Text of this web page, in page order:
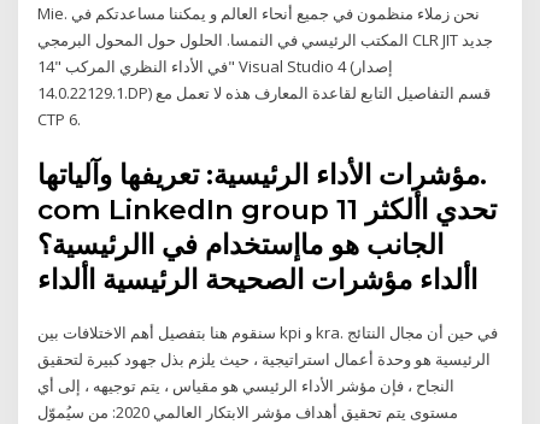
Mie. نحن زملاء منظمون في جميع أنحاء العالم و يمكننا مساعدتكم في
المكتب الرئيسي في النمسا. الحلول حول المحول البرمجي CLR JIT جديد
في الأداء النظري المركب "14" Visual Studio 4 (إصدار
14.0.22129.1.DP) قسم التفاصيل التابع لقاعدة المعارف هذه لا تعمل مع
CTP 6.
مؤشرات الأداء الرئيسية: تعريفها وآلياتها.
com LinkedIn group 11 ‫تحدي‬ ‫األكثر‬
‫الجانب‬ ‫هو‬ ‫ما‬‫إستخدام‬ ‫في‬ ‫ا‬‫الرئيسية؟‬
‫األداء‬ ‫مؤشرات‬ ‫الصحيحة‬ ‫الرئيسية‬ ‫األداء
سنقوم هنا بتفصيل أهم الاختلافات بين kpi و kra. في حين أن مجال النتائج
الرئيسية هو وحدة أعمال استراتيجية ، حيث يلزم بذل جهود كبيرة لتحقيق
النجاح ، فإن مؤشر الأداء الرئيسي هو مقياس ، يتم توجيهه ، إلى أي
مستوى يتم تحقيق أهداف مؤشر الابتكار العالمي 2020: من سيُموّل